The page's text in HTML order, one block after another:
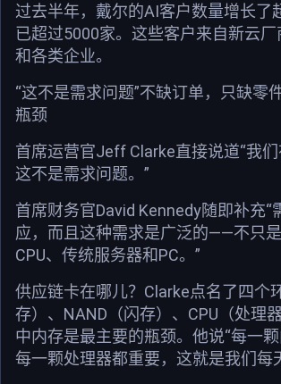
过去半年，戴尔的AI客户数量增长了
已超过5000家。这些客户来自新云
和各类企业。
“这不是需求问题”不缺订单，只缺零
瓶颈
首席运营官Jeff Clarke直接说道“我们
这不是需求问题。”
首席财务官David Kennedy随即补充“
应，而且这种需求是广泛的——不只
CPU、传统服务器和PC。”
供应链卡在哪儿？Clarke点名了四个
存）、NAND（闪存）、CPU（处理
中内存是最主要的瓶颈。他说“每一颗
每一颗处理器都重要，这就是我们每